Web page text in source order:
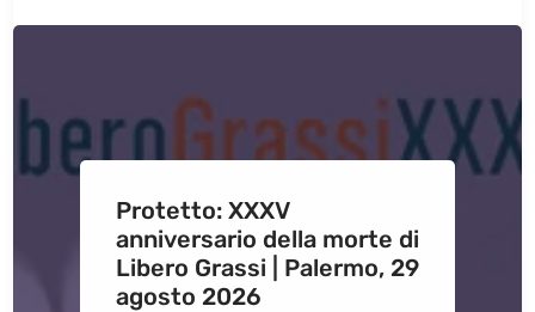
Protetto: XXXV
anniversario della morte di
Libero Grassi | Palermo, 29
agosto 2026